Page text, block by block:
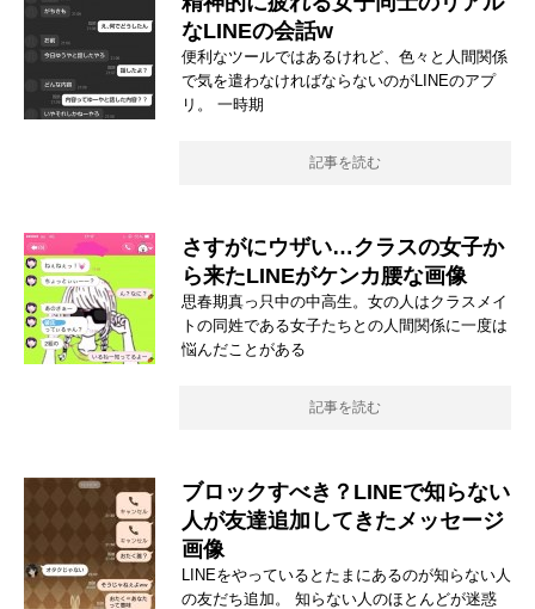
なLINEの会話w
便利なツールではあるけれど、色々と人間関係
で気を遣わなければならないのがLINEのアプ
リ。 一時期
記事を読む
さすがにウザい…クラスの女子か
ら来たLINEがケンカ腰な画像
思春期真っ只中の中高生。女の人はクラスメイ
トの同姓である女子たちとの人間関係に一度は
悩んだことがある
記事を読む
ブロックすべき？LINEで知らない
人が友達追加してきたメッセージ
画像
LINEをやっているとたまにあるのが知らない人
の友だち追加。 知らない人のほとんどが迷惑